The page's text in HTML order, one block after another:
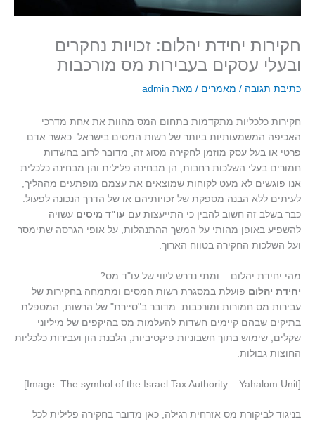
חקירות יחידת יהלום: זכויות נחקרים
ובעלי עסקים בעבירות מס מורכבות
כתיבת תגובה / מאמרים / מאת admin
חקירות כלכליות מתקדמות בתחום המס מהוות את אחת מדרכי
האכיפה המשמעותיות ביותר של רשות המסים בישראל. כאשר אדם
פרטי או בעל עסק מוזמן לחקירה מסוג זה, מדובר לרוב בחשדות
חמורים בעלי השלכות רחבות, הן מבחינה פלילית והן מבחינה כלכלית.
אנו פוגשים לא מעט לקוחות שמוצאים את עצמם מופתעים מההליך,
לעיתים ללא הבנה מספקת של זכויותיהם או של הדרך הנכונה לפעול.
כבר בשלב זה חשוב להבין כי התייעצות עם עו"ד מיסים עשויה
להשפיע באופן מהותי על המשך ההתנהלות, על אופי הגרסה שתימסר
ועל השלכות החקירה בטווח הארוך.
מהי יחידת יהלום – ומתי נדרש ליווי של עו"ד מס?
יחידת יהלום פועלת במסגרת רשות המסים ומתמחה בחקירות של
עבירות מס חמורות ומורכבות. מדובר ב"סיירת" של הרשות, המטפלת
בתיקים שבהם קיימים חשדות להעלמות מס בהיקפים של מיליוני
שקלים, שימוש בתוך חשבוניות פיקטיביות, הלבנת הון ועבירות כלכליות
החוצות גבולות.
[Image: The symbol of the Israel Tax Authority – Yahalom Unit]
בניגוד לביקורת מס אזרחית רגילה, כאן מדובר בחקירה פלילית לכל